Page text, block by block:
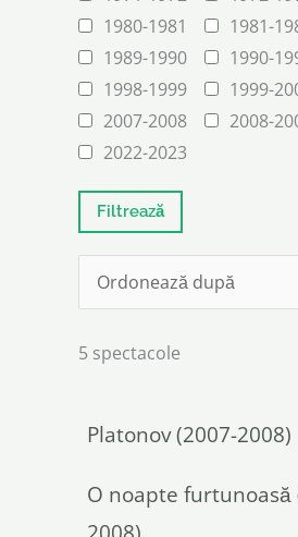
1980-1981
1981-
1989-1990
1990-
1998-1999
1999-
2007-2008
2008-
2022-2023
5 spectacole
Platonov (2007-2008)
O noapte furtunoasă